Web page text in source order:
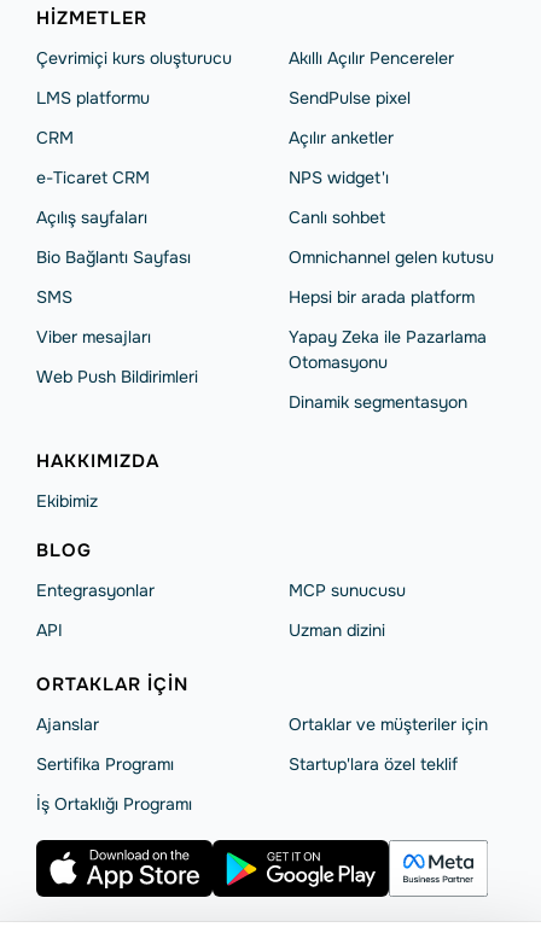
HIZMETLER
Çevrimiçi kurs oluşturucu
LMS platformu
CRM
e-Ticaret CRM
Açılış sayfaları
Bio Bağlantı Sayfası
SMS
Viber mesajları
Web Push Bildirimleri
Akıllı Açılır Pencereler
SendPulse pixel
Açılır anketler
NPS widget'ı
Сanlı sohbet
Omnichannel gelen kutusu
Hepsi bir arada platform
Yapay Zeka ile Pazarlama
Otomasyonu
Dinamik segmentasyon
HAKKIMIZDA
Ekibimiz
BLOG
Entegrasyonlar
API
MCP sunucusu
Uzman dizini
ORTAKLAR IÇIN
Ajanslar
Sertifika Programı
İş Ortaklığı Programı
Ortaklar ve müşteriler için
Startup'lara özel teklif